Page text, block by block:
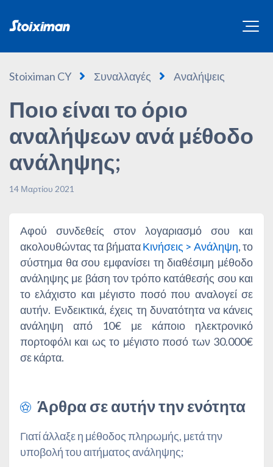
Stoiximan CY Συναλλαγές Αναλήψεις
Ποιο είναι το όριο
αναλήψεων ανά μέθοδο
ανάληψης;
14 Μαρτίου 2021
Αφού συνδεθείς στον λογαριασμό σου και
ακολουθώντας τα βήματαΚινήσεις > Ανάληψη, το
σύστημα θα σου εμφανίσει τη διαθέσιμη μέθοδο
ανάληψης με βάση τον τρόπο κατάθεσής σου και
το ελάχιστο και μέγιστο ποσό που αναλογεί σε
αυτήν. Ενδεικτικά, έχεις τη δυνατότητα να κάνεις
ανάληψη από 10€ με κάποιο ηλεκτρονικό
πορτοφόλι και ως το μέγιστο ποσό των 30.000€
σε κάρτα.
Άρθρα σε αυτήν την ενότητα
Γιατί άλλαξε η μέθοδος πληρωμής, μετά την
υποβολή του αιτήματος ανάληψης;